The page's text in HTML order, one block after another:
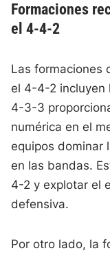
Formaciones
el 4-4-2
Las formaciones
el 4-4-2 incluyen
4-3-3
numérica en el
equipos dominar
en las bandas.
4-2 y explotar el
defensiva.
Por otro lado, la